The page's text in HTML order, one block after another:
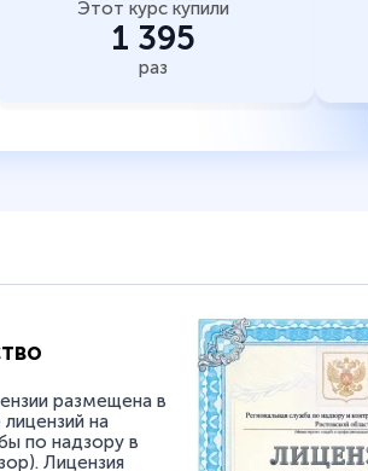
Этот курс купили
1 395
раз
размещена в
на
по надзору в
Лицензия